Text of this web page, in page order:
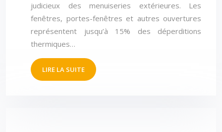
judicieux des menuiseries extérieures. Les
fenêtres, portes-fenêtres et autres ouvertures
représentent jusqu’à 15% des déperditions
thermiques…
LIRE LA SUITE